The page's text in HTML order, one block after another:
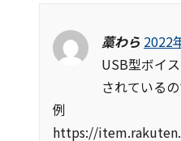
藁わら 2022
USB型ボイ
されている
例
https://